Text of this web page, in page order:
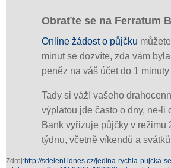
Obraťte se na Ferratum
Online žádost o půjčku
minut se dozvíte, zda vám
peněz na váš účet do 1
Tady si váží vašeho
výplatou jde často o dny, ne-li
Bank vyřizuje půjčky v režimu
týdnu, včetně víkendů a
Zdroj:http://sdeleni.idnes.cz/jedina-rychla-pujcka-